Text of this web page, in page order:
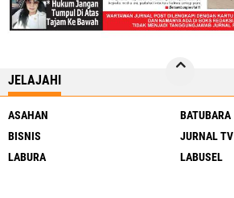
JELAJAHI
ASAHAN
BATUBARA
BISNIS
JURNAL TV
LABURA
LABUSEL